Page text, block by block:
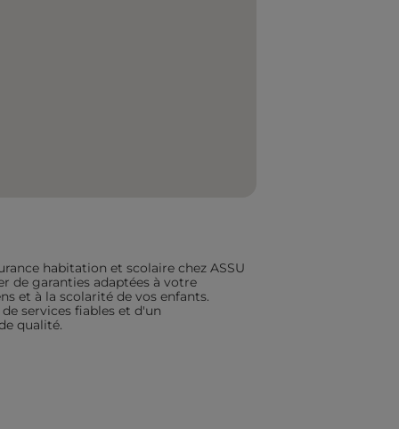
habitation et scolaire chez ASSU
de garanties adaptées à votre
et à la scolarité de vos enfants.
services fiables et d'un
qualité.